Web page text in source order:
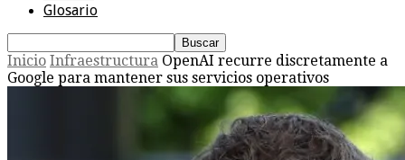
Glosario
Inicio Infraestructura OpenAI recurre discretamente a
Google para mantener sus servicios operativos